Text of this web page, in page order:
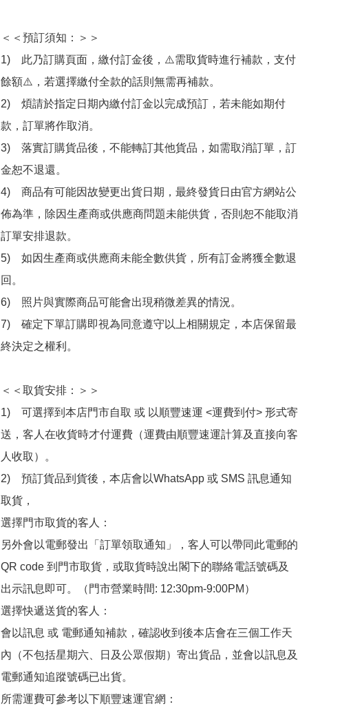
＜＜預訂須知：＞＞
1)　此乃訂購頁面，繳付訂金後，⚠️需取貨時進行補款，支付
餘額⚠️，若選擇繳付全款的話則無需再補款。
2)　煩請於指定日期內繳付訂金以完成預訂，若未能如期付
款，訂單將作取消。
3)　落實訂購貨品後，不能轉訂其他貨品，如需取消訂單，訂
金恕不退還。
4)　商品有可能因故變更出貨日期，最終發貨日由官方網站公
佈為準，除因生產商或供應商問題未能供貨，否則恕不能取消
訂單安排退款。
5)　如因生產商或供應商未能全數供貨，所有訂金將獲全數退
回。
6)　照片與實際商品可能會出現稍微差異的情況。
7)　確定下單訂購即視為同意遵守以上相關規定，本店保留最
終決定之權利。
＜＜取貨安排：＞＞
1)　可選擇到本店門市自取 或 以順豐速運 <運費到付> 形式寄
送，客人在收貨時才付運費（運費由順豐速運計算及直接向客
人收取）。
2)　預訂貨品到貨後，本店會以WhatsApp 或 SMS 訊息通知
取貨，
選擇門市取貨的客人：
另外會以電郵發出「訂單領取通知」，客人可以帶同此電郵的
QR code 到門市取貨，或取貨時說出閣下的聯絡電話號碼及
出示訊息即可。（門市營業時間: 12:30pm-9:00PM）
選擇快遞送貨的客人：
會以訊息 或 電郵通知補款，確認收到後本店會在三個工作天
內（不包括星期六、日及公眾假期）寄出貨品，並會以訊息及
電郵通知追蹤號碼已出貨。
所需運費可參考以下順豐速運官網：